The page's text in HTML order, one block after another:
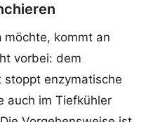
möchte, kommt an
vorbei: dem
stoppt enzymatische
auch im Tiefkühler